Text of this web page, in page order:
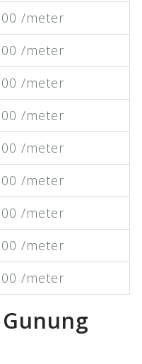
/meter
/meter
/meter
/meter
/meter
/meter
/meter
/meter
/meter